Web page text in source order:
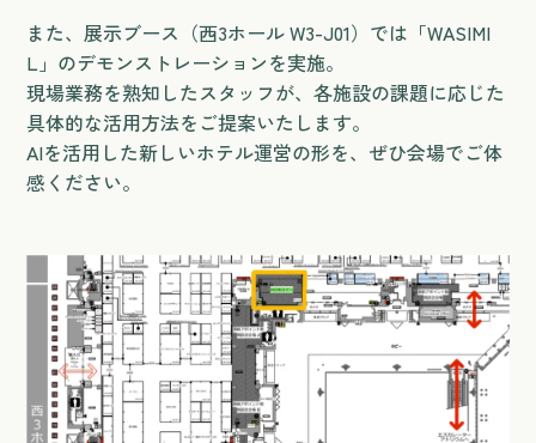
また、展示ブース（西3ホール W3-J01）では「WASIMI
L」のデモンストレーションを実施。
現場業務を熟知したスタッフが、各施設の課題に応じた
具体的な活用方法をご提案いたします。
AIを活用した新しいホテル運営の形を、ぜひ会場でご体
感ください。